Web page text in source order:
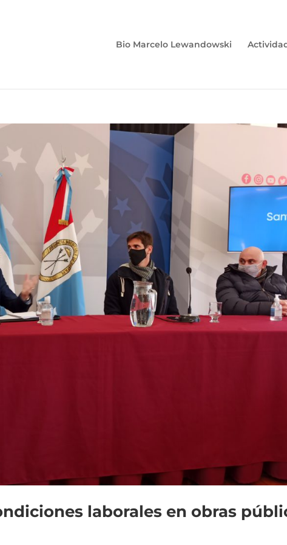
Bio Marcelo Lewandowski
laborales en obras